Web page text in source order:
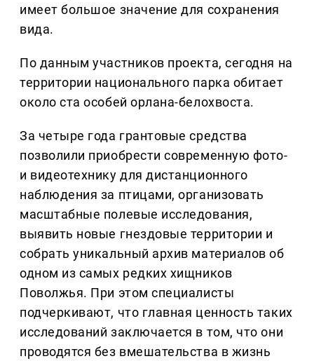
имеет большое значение для сохранения
вида.
По данным участников проекта, сегодня на
территории национального парка обитает
около ста особей орлана-белохвоста.
За четыре года грантовые средства
позволили приобрести современную фото-
и видеотехнику для дистанционного
наблюдения за птицами, организовать
масштабные полевые исследования,
выявить новые гнездовые территории и
собрать уникальный архив материалов об
одном из самых редких хищников
Поволжья. При этом специалисты
подчеркивают, что главная ценность таких
исследований заключается в том, что они
проводятся без вмешательства в жизнь